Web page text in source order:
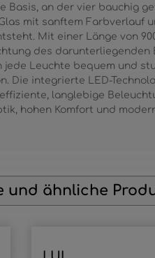
Basis, an der vier bauchig
mit sanftem Farbverlauf
Mit einer Länge von
des
jede Leuchte bequem und
Die integrierte LED-
langlebige
hohen Komfort und
und ähnliche